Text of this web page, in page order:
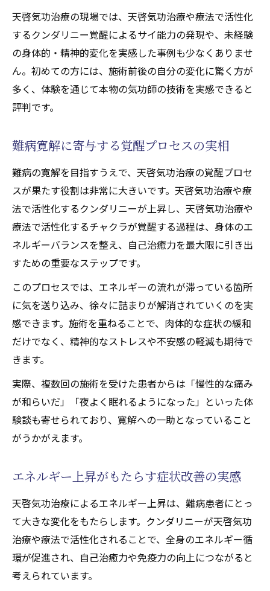
天啓気功治療の現場では、天啓気功治療や療法で活性化
するクンダリニー覚醒によるサイ能力の発現や、未経験
の身体的・精神的変化を実感した事例も少なくありませ
ん。初めての方には、施術前後の自分の変化に驚く方が
多く、体験を通じて本物の気功師の技術を実感できると
評判です。
難病寛解に寄与する覚醒プロセスの実相
難病の寛解を目指すうえで、天啓気功治療の覚醒プロセ
スが果たす役割は非常に大きいです。天啓気功治療や療
法で活性化するクンダリニーが上昇し、天啓気功治療や
療法で活性化するチャクラが覚醒する過程は、身体のエ
ネルギーバランスを整え、自己治癒力を最大限に引き出
すための重要なステップです。
このプロセスでは、エネルギーの流れが滞っている箇所
に気を送り込み、徐々に詰まりが解消されていくのを実
感できます。施術を重ねることで、肉体的な症状の緩和
だけでなく、精神的なストレスや不安感の軽減も期待で
きます。
実際、複数回の施術を受けた患者からは「慢性的な痛み
が和らいだ」「夜よく眠れるようになった」といった体
験談も寄せられており、寛解への一助となっていること
がうかがえます。
エネルギー上昇がもたらす症状改善の実感
天啓気功治療によるエネルギー上昇は、難病患者にとっ
て大きな変化をもたらします。クンダリニーが天啓気功
治療や療法で活性化されることで、全身のエネルギー循
環が促進され、自己治癒力や免疫力の向上につながると
考えられています。